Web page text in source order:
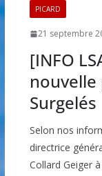
PICARD
21 septembre
[INFO
nouvelle
Surgelés
Selon nos
directrice
Collard Geiger